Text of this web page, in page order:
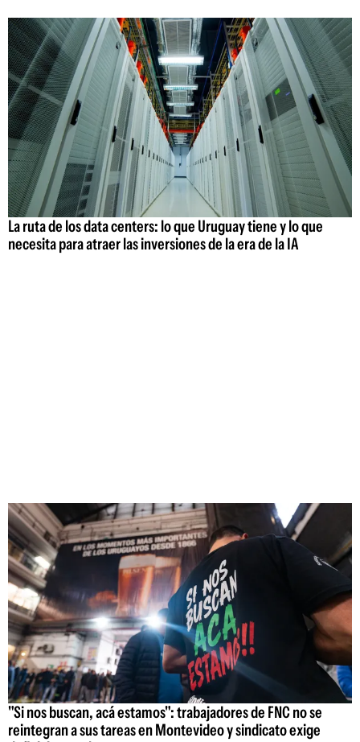
La ruta de los data centers: lo que Uruguay tiene y lo que
necesita para atraer las inversiones de la era de la IA
"Si nos buscan, acá estamos": trabajadores de FNC no se
reintegran a sus tareas en Montevideo y sindicato exige